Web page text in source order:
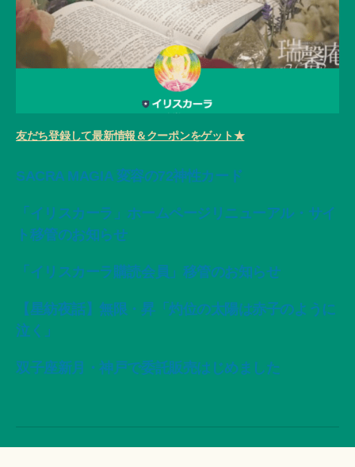
友だち登録して最新情報＆クーポンをゲット★
SACRA MAGIA 変容の72神性カード
「イリスカーラ」ホームページリニューアル・サイ
ト移管のお知らせ
「イリスカーラ購読会員」移管のお知らせ
【星紡夜話】無限・昇「灼位の太陽は赤子のように
泣く」
双子座新月・神戸で委託販売はじめました